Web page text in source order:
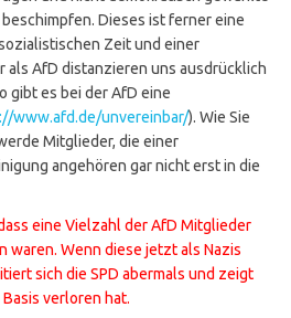
Dieses ist ferner eine
Zeit und einer
als AfD distanzieren uns ausdrücklich
gibt es bei der AfD eine
www.afd.de/unvereinbar/). Wie Sie
Mitglieder, die einer
angehören gar nicht erst in die
eine Vielzahl der AfD Mitglieder
waren. Wenn diese jetzt als Nazis
sich die SPD abermals und zeigt
verloren hat.